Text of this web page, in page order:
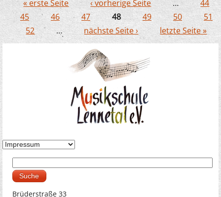
Seiten
« erste Seite ‹ vorherige Seite …
44
45
46 47 48 49 50
51
52
… nächste Seite › letzte Seite »
Suchformular
Brüderstraße 33